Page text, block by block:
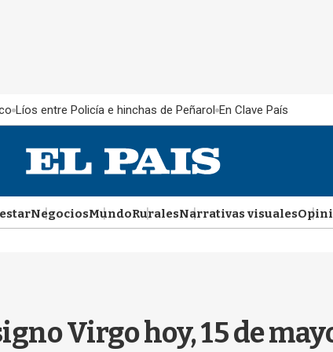
Líos entre Policía e hinchas de Peñarol En Clave País
NegociosMundoRuralesNarrativas visuales
Virgo hoy, 15 de